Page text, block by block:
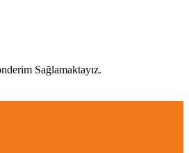
Sağlamaktayız.